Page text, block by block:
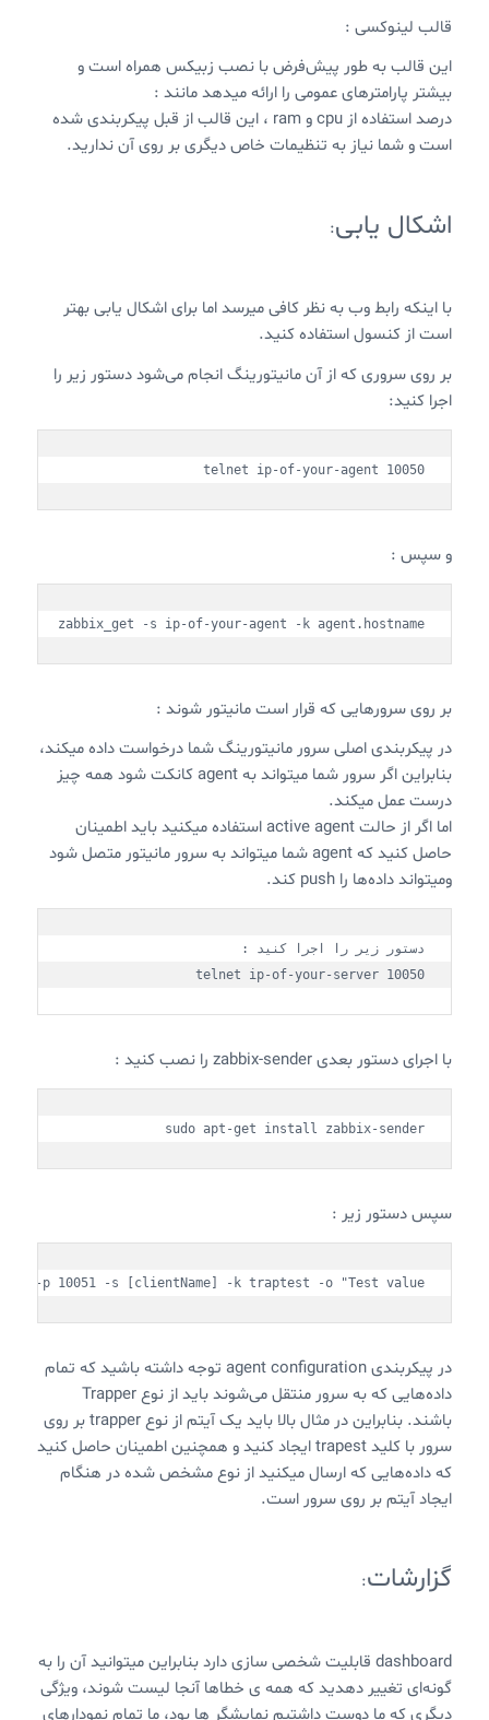
قالب لینوکسی :
این قالب به طور پیش‌فرض با نصب زبیکس همراه است و
بیشتر پارامترهای عمومی را ارائه میدهد مانند :
درصد استفاده از cpu و ram ، این قالب از قبل پیکربندی شده
است و شما نیاز به تنظیمات خاص دیگری بر روی آن ندارید.
اشکال یابی:
با اینکه رابط وب به نظر کافی میرسد اما برای اشکال یابی بهتر
است از کنسول استفاده کنید.
بر روی سروری که از آن مانیتورینگ انجام می‌شود دستور زیر را
اجرا کنید:
telnet ip-of-your-agent 10050
و سپس :
zabbix_get -s ip-of-your-agent -k agent.hostname
بر روی سرورهایی که قرار است مانیتور شوند :
در پیکربندی اصلی سرور مانیتورینگ شما درخواست داده میکند،
بنابراین اگر سرور شما میتواند به agent کانکت شود همه چیز
درست عمل میکند.
اما اگر از حالت active agent استفاده میکنید باید اطمینان
حاصل کنید که agent شما میتواند به سرور مانیتور متصل شود
ومیتواند داده‌ها را push کند.
telnet ip-of-your-server 10050
با اجرای دستور بعدی zabbix-sender را نصب کنید :
sudo apt-get install zabbix-sender
سپس دستور زیر :
-p 10051 -s [clientName] -k traptest -o "Test value"
در پیکربندی agent configuration توجه داشته باشید که تمام
داده‌هایی که به سرور منتقل می‌شوند باید از نوع Trapper
باشند. بنابراین در مثال بالا باید یک آیتم از نوع trapper بر روی
سرور با کلید trapest ایجاد کنید و همچنین اطمینان حاصل کنید
که داده‌هایی که ارسال میکنید از نوع مشخص شده در هنگام
ایجاد آیتم بر روی سرور است.
گزارشات:
dashboard قابلیت شخصی سازی دارد بنابراین میتوانید آن را به
گونه‌ای تغییر دهدید که همه ی خطاها آنجا لیست شوند، ویژگی
دیگری که ما دوست داشتیم نمایشگر ها بود، ما تمام نمودارهای